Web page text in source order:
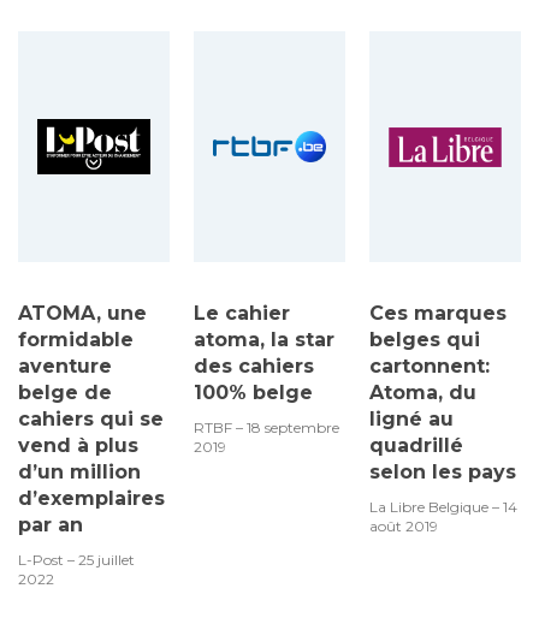
ATOMA, une
formidable
aventure
belge de
cahiers qui se
vend à plus
d’un million
d’exemplaires
par an
L-Post – 25 juillet
2022
Le cahier
atoma, la star
des cahiers
100% belge
RTBF – 18 septembre
2019
Ces marques
belges qui
cartonnent:
Atoma, du
ligné au
quadrillé
selon les pays
La Libre Belgique – 14
août 2019